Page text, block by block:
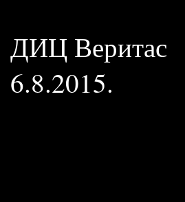
ДИЦ Веритас
6.8.2015.